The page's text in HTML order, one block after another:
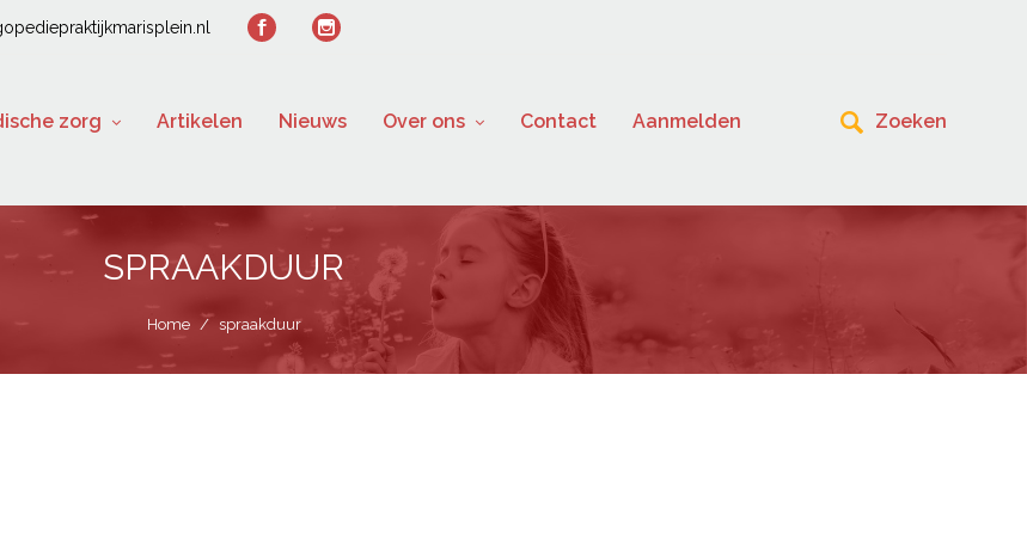
zorg Artikelen Nieuws Over ons Contact Aanmelden
SPRAAKDUUR
Home / spraakduur